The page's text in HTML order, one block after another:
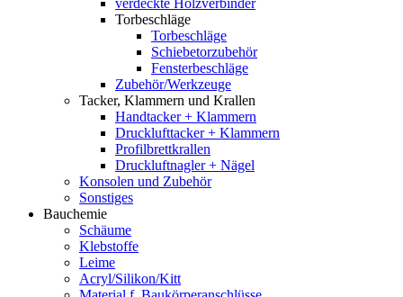
verdeckte Holzverbinder
Torbeschläge
Torbeschläge
Schiebetorzubehör
Fensterbeschläge
Zubehör/Werkzeuge
Tacker, Klammern und Krallen
Handtacker + Klammern
Drucklufttacker + Klammern
Profilbrettkrallen
Druckluftnagler + Nägel
Konsolen und Zubehör
Sonstiges
Bauchemie
Schäume
Klebstoffe
Leime
Acryl/Silikon/Kitt